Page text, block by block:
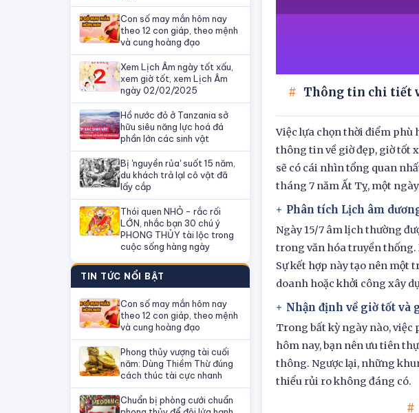
Con số may mắn hôm nay
theo 12 con giáp, theo mệnh
và cung hoàng đạo
Xem Lịch Âm ngày tốt xấu,
xem giờ tốt, xem Lịch Âm
ngày 02/02/2025
Hồ nước đỏ ở Tanzania sở
hữu siêu năng lực hoá đá
phần lớn các sinh vật
Bị 'nguyền rủa' suốt 15 năm,
du khách trả lạI cô vật đã
lấy cắp
Thói quen NHỎ - rắc rối
LỚN, nhắc bạn 30 chú ý
PHONG THỦY tài lộc trong
cuộc sống hàng ngày
TIN TỨC NỔI BẬT
Con số may mắn hôm nay
theo 12 con giáp, theo mệnh
và cung hoàng đạo
Phong thủy vượng tài cuối
năm: Dùng Thiềm Thừ đúng
cách thúc tài cực nhanh
Chuẩn bị phòng cưới chuẩn
Thông tin chi tiết
Việc lựa chọn thời điểm phù
thông tin về giờ đẹp, giờ tốt
sẽ có cái nhìn tổng quan
tháng 7 năm Ất Tỵ, một
Phân tích Lịch âm
Ngày 15/7 âm lịch thường
trong văn hóa truyền thống.
Sự kết hợp này tạo nên một
doanh hoặc khởi công xây
Nhận định về giờ tốt và
Trong bất kỳ ngày nào, việc
hôm nay, bạn nên ưu tiên
thông. Ngược lại, những
thiểu rủi ro không đáng có.